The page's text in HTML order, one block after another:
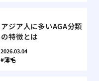
アジア人に多いAGA分類
の特徴とは
2026.03.04
薄毛